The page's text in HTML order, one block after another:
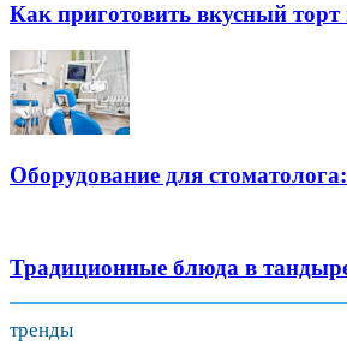
Как приготовить вкусный торт
Оборудование для
Традиционные блюда в
тренды